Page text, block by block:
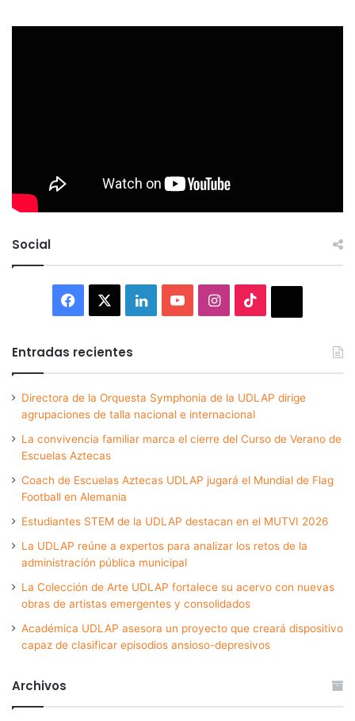
Social
Facebook LinkedInYouTubeInstagram
Entradas recientes
Directora de la Orquesta Symphonia de la UDLAP dirige
agrupaciones de talla nacional e internacional
La convivencia familiar marca el cierre del Curso de Verano de
Escuelas Aztecas
Coach de Escuelas Aztecas UDLAP jugará el Mundial de Flag
Football en Alemania
Estudiantes STEM de la UDLAP destacan en el MUTVI 2026
La UDLAP reúne a expertos para analizar los retos de la
administración pública municipal
La Colección de Arte UDLAP fortalece su acervo con nuevas
obras de artistas emergentes y consolidados
Académica UDLAP asesora un proyecto que creará dispositivo
capaz de clasificar episodios ansioso-depresivos
Archivos